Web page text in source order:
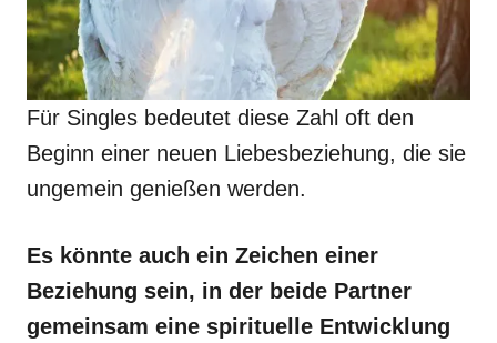
Für Singles bedeutet diese Zahl oft den
Beginn einer neuen Liebesbeziehung, die sie
ungemein genießen werden.
Es könnte auch ein Zeichen einer
Beziehung sein, in der beide Partner
gemeinsam eine spirituelle Entwicklung